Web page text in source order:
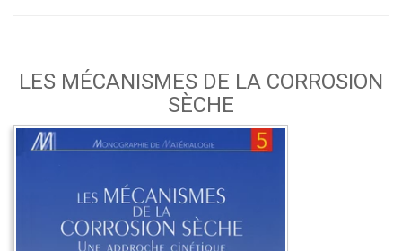
LES MÉCANISMES DE LA CORROSION
SÈCHE